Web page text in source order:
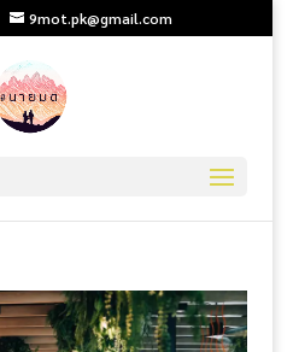
9mot.pk@gmail.com